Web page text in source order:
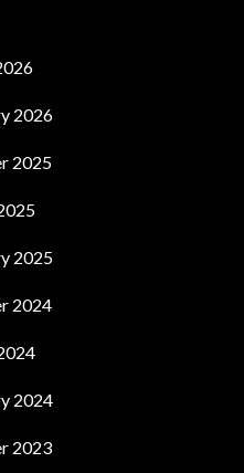
2026
2025
2025
2024
2024
2023